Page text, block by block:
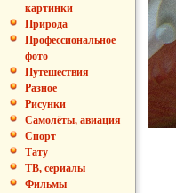
картинки
Природа
Профессиональное
фото
Путешествия
Разное
Рисунки
Самолёты, авиация
Спорт
Тату
ТВ, сериалы
Фильмы